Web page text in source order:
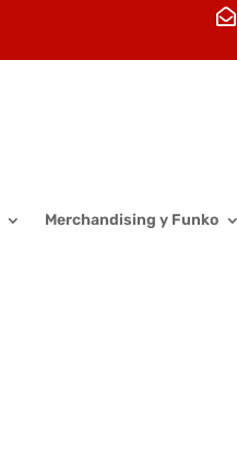

Merchandising y Funko